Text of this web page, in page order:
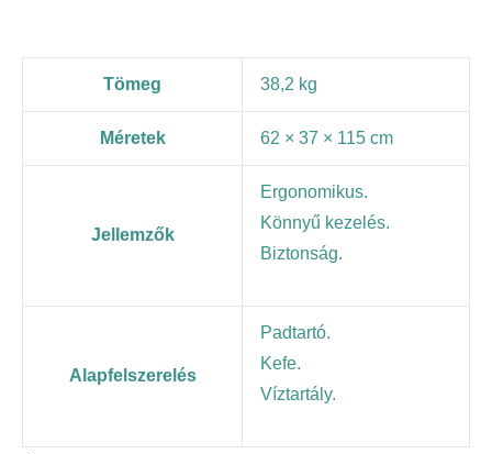
Tömeg 38,2 kg
Méretek 62 × 37 × 115 cm
Jellemzők
Ergonomikus.
Könnyű kezelés.
Biztonság.
Alapfelszerelés
Padtartó.
Kefe.
Víztartály.